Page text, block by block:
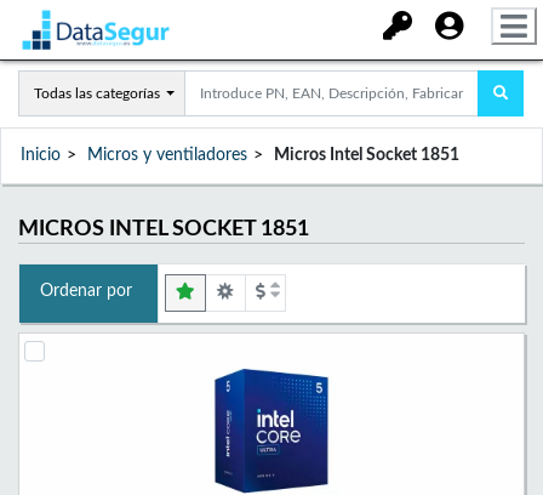
Todas las categorías
Inicio Micros y ventiladores Micros Intel Socket 1851
MICROS INTEL SOCKET 1851
Ordenar por